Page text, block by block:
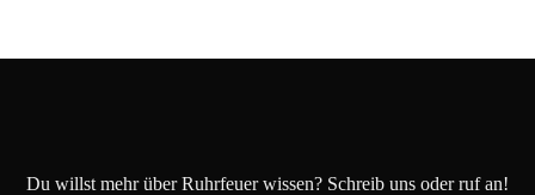
Du willst mehr über Ruhrfeuer wissen? Schreib uns oder ruf an!